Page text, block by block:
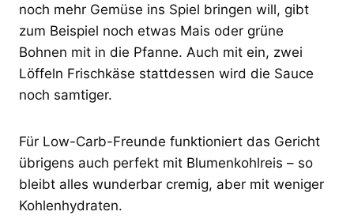
noch mehr Gemüse ins Spiel bringen will, gibt
zum Beispiel noch etwas Mais oder grüne
Bohnen mit in die Pfanne. Auch mit ein, zwei
Löffeln Frischkäse stattdessen wird die Sauce
noch samtiger.
Für Low-Carb-Freunde funktioniert das Gericht
übrigens auch perfekt mit Blumenkohlreis – so
bleibt alles wunderbar cremig, aber mit weniger
Kohlenhydraten.